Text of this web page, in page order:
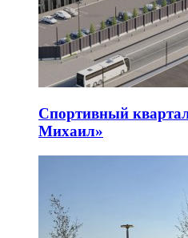
Спортивный
Михаил»